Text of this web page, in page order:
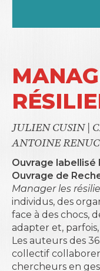
JULIEN CUSIN |
ANTOINE
Ouvrage labellisé
Ouvrage de
Manager les
individus, des
face à des chocs,
adapter et,
Les auteurs des
collectif
chercheurs en